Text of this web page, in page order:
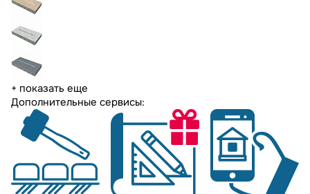
+ показать еще
Дополнительные сервисы: